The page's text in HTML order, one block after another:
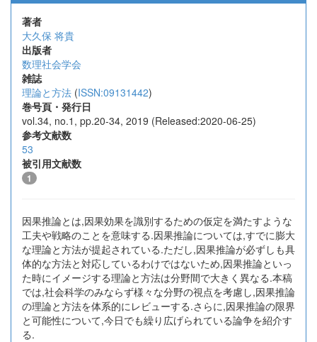
著者
大久保 将貴
出版者
数理社会学会
雑誌
理論と方法 (ISSN:09131442)
巻号頁・発行日
vol.34, no.1, pp.20-34, 2019 (Released:2020-06-25)
参考文献数
53
被引用文献数
1
因果推論とは,因果効果を識別するための仮定を満たすような
工夫や戦略のことを意味する.因果推論については,すでに膨大
な理論と方法が提起されている.ただし,因果推論が必ずしも具
体的な方法と対応しているわけではないため,因果推論といっ
た時にイメージする理論と方法は分野間で大きく異なる.本稿
では,社会科学のみならず様々な分野の視点を考慮し,因果推論
の理論と方法を体系的にレビューする.さらに,因果推論の限界
と可能性について,今日でも繰り広げられている論争を紹介す
る.